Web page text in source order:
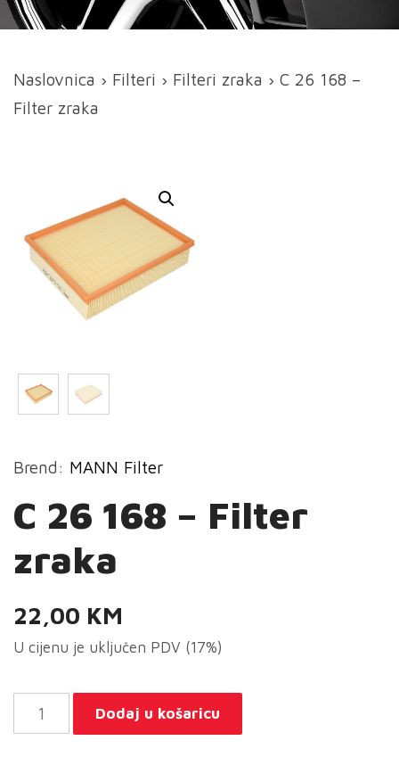
Naslovnica › Filteri › Filteri zraka › C 26 168 –
Filter zraka
Brend: MANN Filter
C 26 168 – Filter
zraka
22,00 KM
U cijenu je uključen PDV (17%)
26
Dodaj u košaricu